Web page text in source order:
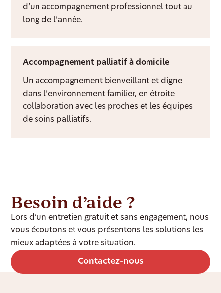
d’un accompagnement professionnel tout au
long de l’année.
Accompagnement palliatif à domicile
Un accompagnement bienveillant et digne
dans l’environnement familier, en étroite
collaboration avec les proches et les équipes
de soins palliatifs.
Besoin d’aide ?
Lors d’un entretien gratuit et sans engagement, nous
vous écoutons et vous présentons les solutions les
mieux adaptées à votre situation.
Contactez-nous